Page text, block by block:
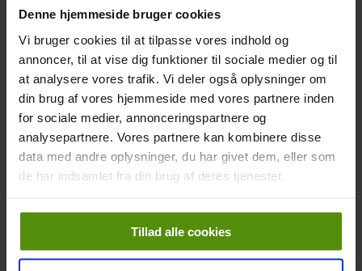
Denne hjemmeside bruger cookies
Vi bruger cookies til at tilpasse vores indhold og
annoncer, til at vise dig funktioner til sociale medier og til
at analysere vores trafik. Vi deler også oplysninger om
din brug af vores hjemmeside med vores partnere inden
for sociale medier, annonceringspartnere og
analysepartnere. Vores partnere kan kombinere disse
data med andre oplysninger, du har givet dem, eller som
de har indsamlet fra din brug af deres tjenester.
Tillad alle cookies
lægges nøglen i den grønne postkasse, som står i
Priser
GREENFEE
CLUB CAR
TRÆNING